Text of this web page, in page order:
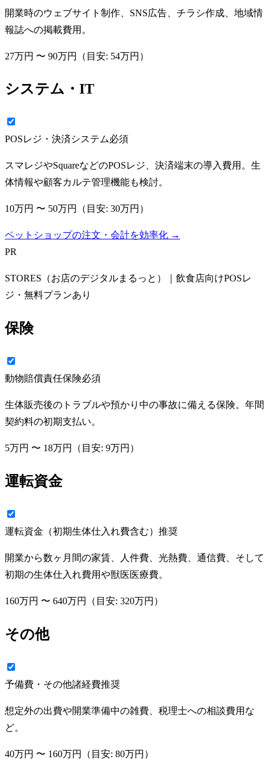
開業時のウェブサイト制作、SNS広告、チラシ作成、地域情
報誌への掲載費用。
27万円 〜 90万円 （目安: 54万円 ）
システム・IT
POSレジ・決済システム必須
スマレジやSquareなどのPOSレジ、決済端末の導入費用。生
体情報や顧客カルテ管理機能も検討。
10万円 〜 50万円 （目安: 30万円 ）
ペットショップの注文・会計を効率化 →
PR
STORES（お店のデジタルまるっと）｜飲食店向けPOSレ
ジ・無料プランあり
保険
動物賠償責任保険必須
生体販売後のトラブルや預かり中の事故に備える保険。年間
契約料の初期支払い。
5万円 〜 18万円 （目安: 9万円 ）
運転資金
運転資金（初期生体仕入れ費含む） 推奨
開業から数ヶ月間の家賃、人件費、光熱費、通信費、そして
初期の生体仕入れ費用や獣医医療費。
160万円 〜 640万円 （目安: 320万円 ）
その他
予備費・その他諸経費推奨
想定外の出費や開業準備中の雑費、税理士への相談費用な
ど。
40万円 〜 160万円 （目安: 80万円 ）